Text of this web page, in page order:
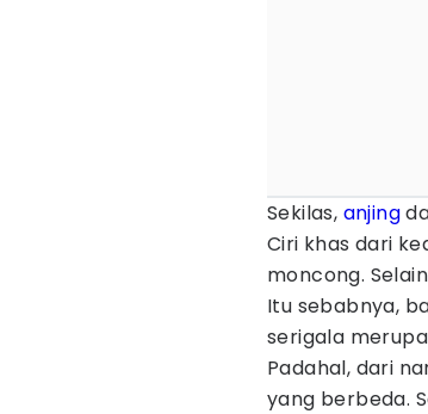
Sekilas, anjing
Ciri khas dari
moncong.
Itu sebabnya,
serigala
Padahal, dari
yang berbeda.